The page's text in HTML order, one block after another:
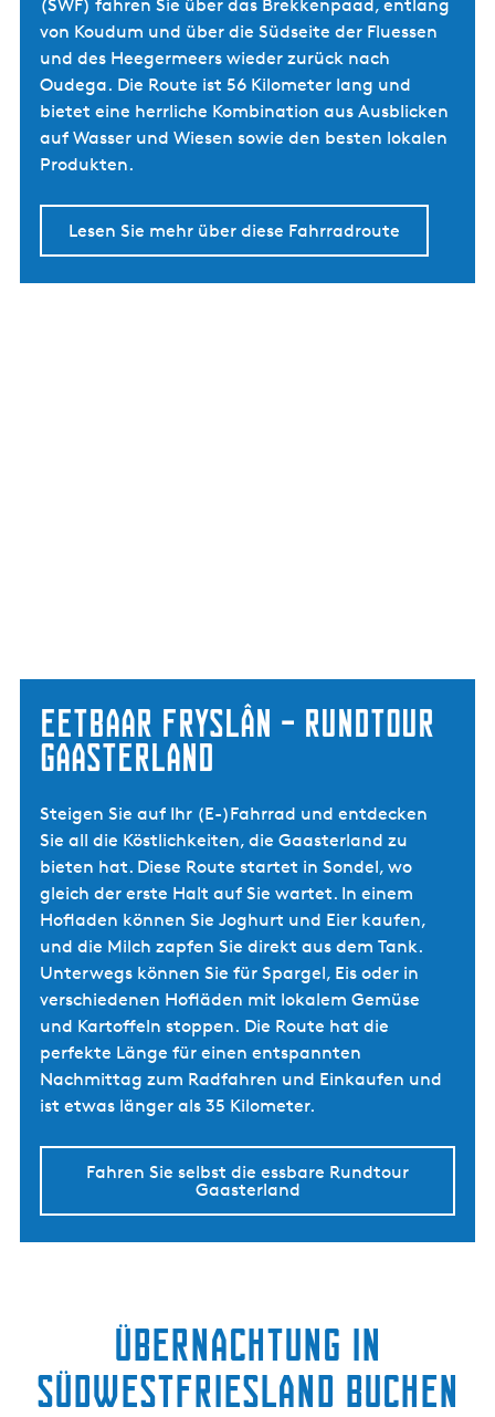
(SWF) fahren Sie über das Brekkenpaad, entlang
von Koudum und über die Südseite der Fluessen
und des Heegermeers wieder zurück nach
Oudega. Die Route ist 56 Kilometer lang und
bietet eine herrliche Kombination aus Ausblicken
auf Wasser und Wiesen sowie den besten lokalen
Produkten.
Lesen Sie mehr über diese Fahrradroute
Eetbaar Fryslân – Rundtour
Gaasterland
Steigen Sie auf Ihr (E-)Fahrrad und entdecken
Sie all die Köstlichkeiten, die Gaasterland zu
bieten hat. Diese Route startet in Sondel, wo
gleich der erste Halt auf Sie wartet. In einem
Hofladen können Sie Joghurt und Eier kaufen,
und die Milch zapfen Sie direkt aus dem Tank.
Unterwegs können Sie für Spargel, Eis oder in
verschiedenen Hofläden mit lokalem Gemüse
und Kartoffeln stoppen. Die Route hat die
perfekte Länge für einen entspannten
Nachmittag zum Radfahren und Einkaufen und
ist etwas länger als 35 Kilometer.
Fahren Sie selbst die essbare Rundtour
Gaasterland
Übernachtung in
Südwestfriesland buchen